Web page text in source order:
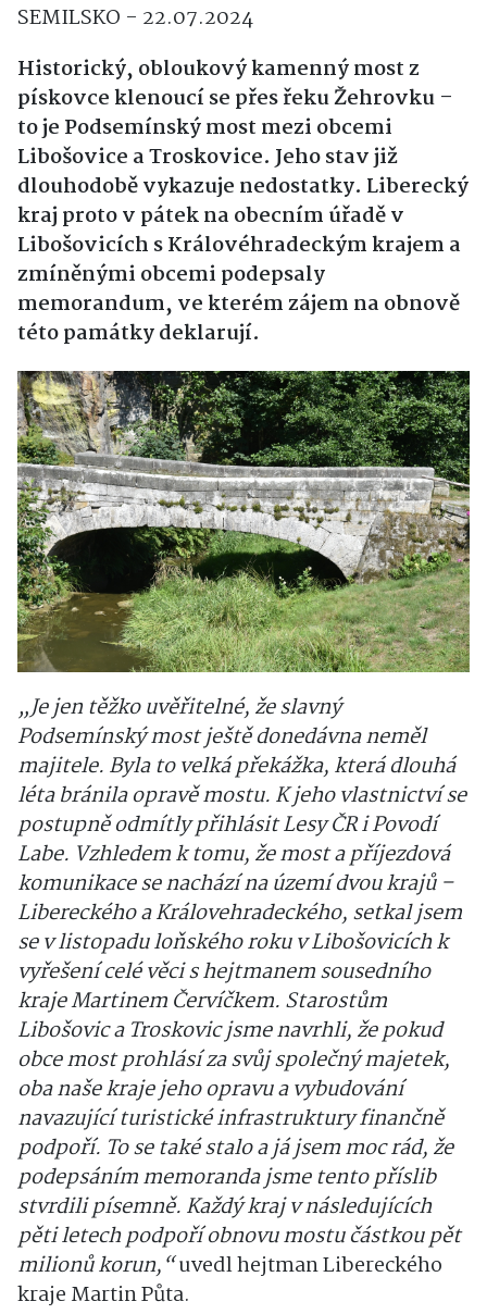
SEMILSKO - 22.07.2024
Historický, obloukový kamenný most z
pískovce klenoucí se přes řeku Žehrovku –
to je Podsemínský most mezi obcemi
Libošovice a Troskovice. Jeho stav již
dlouhodobě vykazuje nedostatky. Liberecký
kraj proto v pátek na obecním úřadě v
Libošovicích s Královéhradeckým krajem a
zmíněnými obcemi podepsaly
memorandum, ve kterém zájem na obnově
této památky deklarují.
„Je jen těžko uvěřitelné, že slavný
Podsemínský most ještě donedávna neměl
majitele. Byla to velká překážka, která dlouhá
léta bránila opravě mostu. K jeho vlastnictví se
postupně odmítly přihlásit Lesy ČR i Povodí
Labe. Vzhledem k tomu, že most a příjezdová
komunikace se nachází na území dvou krajů –
Libereckého a Královehradeckého, setkal jsem
se v listopadu loňského roku v Libošovicích k
vyřešení celé věci s hejtmanem sousedního
kraje Martinem Červíčkem. Starostům
Libošovic a Troskovic jsme navrhli, že pokud
obce most prohlásí za svůj společný majetek,
oba naše kraje jeho opravu a vybudování
navazující turistické infrastruktury finančně
podpoří. To se také stalo a já jsem moc rád, že
podepsáním memoranda jsme tento příslib
stvrdili písemně. Každý kraj v následujících
pěti letech podpoří obnovu mostu částkou pět
milionů korun,“uvedl hejtman Libereckého
kraje Martin Půta.